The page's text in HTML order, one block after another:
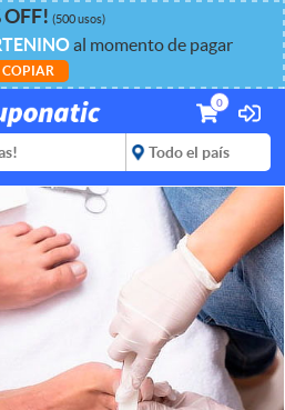
OFF! (500 usos)
al momento de pagar
COPIAR
0